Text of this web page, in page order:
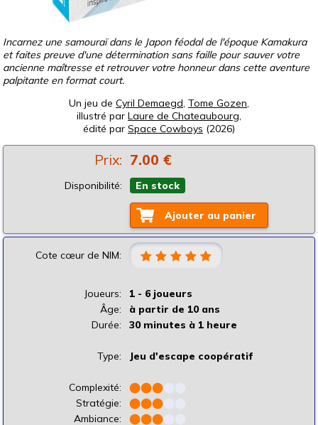
Incarnez une samouraï dans le Japon féodal de l'époque Kamakura
et faites preuve d'une détermination sans faille pour sauver votre
ancienne maîtresse et retrouver votre honneur dans cette aventure
palpitante en format court.
Un jeu de Cyril Demaegd, Tome Gozen,
illustré par Laure de Chateaubourg,
édité par Space Cowboys (2026)
Prix: 7.00 €
Disponibilité: En stock
Ajouter au panier
Cote cœur de NIM:
Joueurs:
1 - 6 joueurs
Âge:
à partir de 10 ans
Durée:
30 minutes à 1 heure
Type: Jeu d'escape coopératif
Complexité: ⬤⬤⬤
Stratégie:
⬤⬤⬤
Ambiance:
⬤⬤⬤